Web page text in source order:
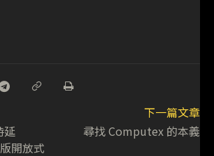
延
開放式
下一篇文章
尋找 Computex 的本義